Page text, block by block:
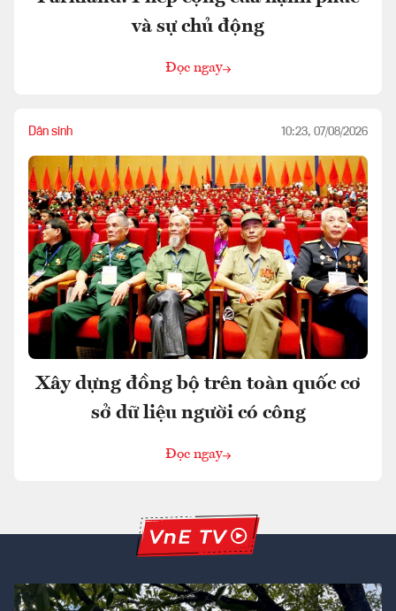
và sự chủ động
Đọc ngay
Dân sinh 10:23, 07/08/2026
Xây dựng đồng bộ trên toàn quốc cơ
sở dữ liệu người có công
Đọc ngay